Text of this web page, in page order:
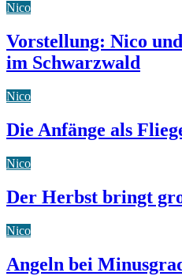
Nico
Vorstellung: Nico
im Schwarzwald
Nico
Die Anfänge als
Nico
Der Herbst bringt
Nico
Angeln bei